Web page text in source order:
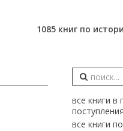
1085 книг по
все книги в
поступления
все книги